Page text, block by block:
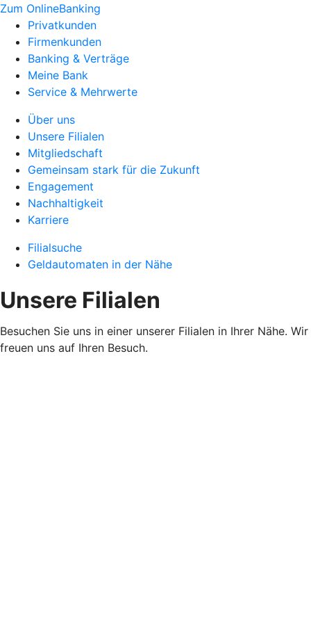
Zum OnlineBanking
Privatkunden
Firmenkunden
Banking & Verträge
Meine Bank
Service & Mehrwerte
Über uns
Unsere Filialen
Mitgliedschaft
Gemeinsam stark für die Zukunft
Engagement
Nachhaltigkeit
Karriere
Filialsuche
Geldautomaten in der Nähe
Unsere Filialen
Besuchen Sie uns in einer unserer Filialen in Ihrer Nähe. Wir
freuen uns auf Ihren Besuch.